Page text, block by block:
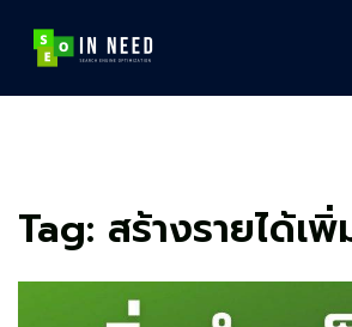
content
Tag: สร้างรายได้เพิ่